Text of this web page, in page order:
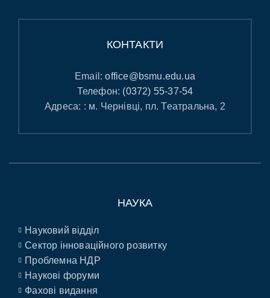
КОНТАКТИ
Email:office@bsmu.edu.ua
Телефон: (0372) 55-37-54
Адреса: : м. Чернівці, пл. Театральна, 2
НАУКА
Науковий відділ
Сектор інноваційного розвитку
Проблемна НДР
Наукові форуми
Фахові видання